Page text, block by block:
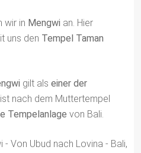
wir in Mengwi an. Hier
uns den Tempel Taman
gilt als einer der
nach dem Muttertempel
Tempelanlage von Bali.